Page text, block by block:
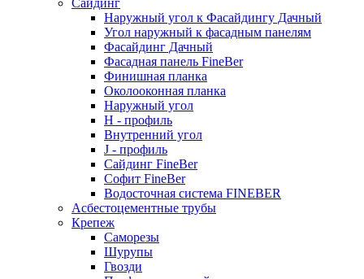
Сайдинг
Наружный угол к Фасайдингу Дачный
Угол наружный к фасадным панелям
Фасайдинг Дачный
Фасадная панель FineBer
Финишная планка
Околооконная планка
Наружный угол
H - профиль
Внутренний угол
J - профиль
Сайдинг FineBer
Софит FineBer
Водосточная система FINEBER
Асбестоцементные трубы
Крепеж
Саморезы
Шурупы
Гвозди